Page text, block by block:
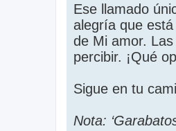
Ese llamado
alegría que
de Mi amor.
percibir. ¡Qué
Sigue en tu
Nota: